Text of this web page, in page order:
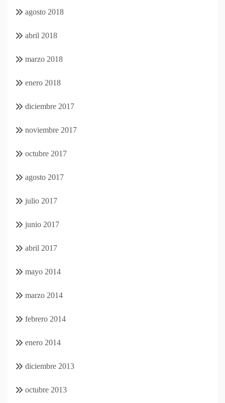
agosto 2018
abril 2018
marzo 2018
enero 2018
diciembre 2017
noviembre 2017
octubre 2017
agosto 2017
julio 2017
junio 2017
abril 2017
mayo 2014
marzo 2014
febrero 2014
enero 2014
diciembre 2013
octubre 2013